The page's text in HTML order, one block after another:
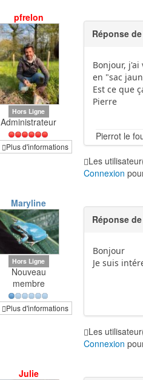
pfrelon
Hors Ligne
Administrateur
Plus d'informations
Réponse de
Bonjour,
en "sac
Est ce que
Pierre
Pierrot le
Les
Connexion
Maryline
Hors Ligne
Nouveau
membre
Plus d'informations
Réponse de
Bonjour
Je suis
Les
Connexion
Julie